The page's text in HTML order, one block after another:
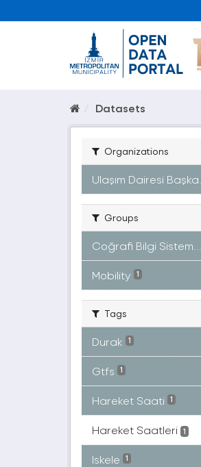
Datasets
Organizations
Ulaşım Dairesi Başka...
Groups
Coğrafi Bilgi Sistem...
Mobility 1
Tags
Durak 1
Gtfs 1
Hareket Saati 1
Hareket Saatleri 1
Iskele 1